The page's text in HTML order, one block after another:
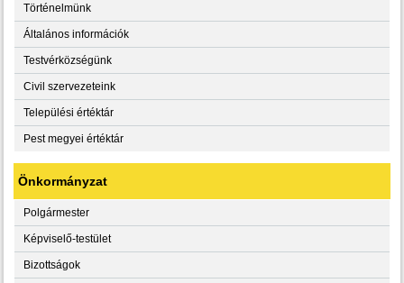
Történelmünk
Általános információk
Testvérközségünk
Civil szervezeteink
Települési értéktár
Pest megyei értéktár
Önkormányzat
Polgármester
Képviselő-testület
Bizottságok